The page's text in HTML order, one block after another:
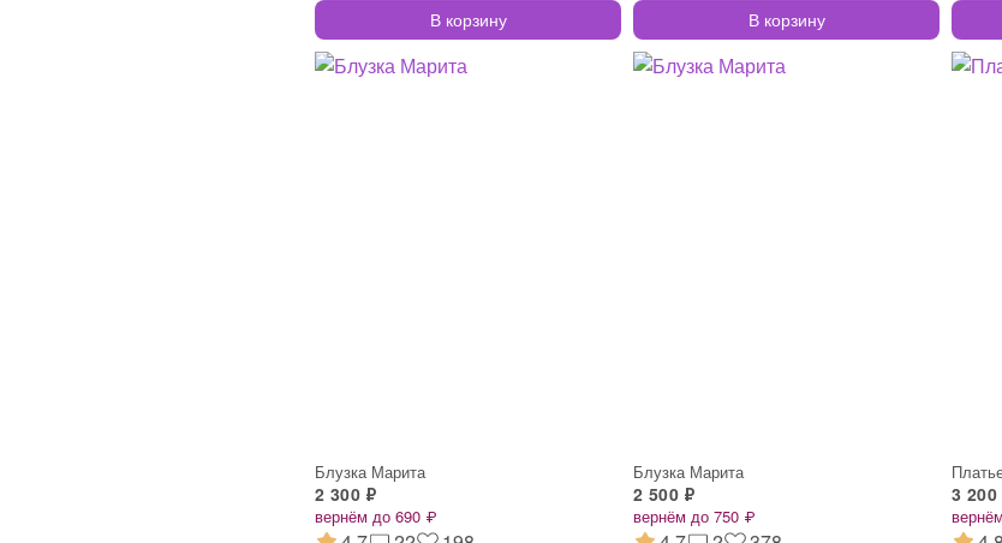
В корзину В корзину
Блузка Марита
2 300 ₽
вернём до 690 ₽
Блузка Марита
2 500 ₽
вернём до 750 ₽
3 200